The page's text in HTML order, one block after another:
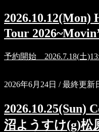
Tour
予約開始 2026.7.18(土
2026年6月24日 / 最終更新
2026.10.25(Sun)
沼ようすけ(g)松